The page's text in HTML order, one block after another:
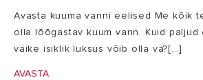
Avasta kuuma vanni eelised Me kõik
olla lõõgastav kuum vann. Kuid
väike isiklik luksus võib olla vä?[...]
AVASTA